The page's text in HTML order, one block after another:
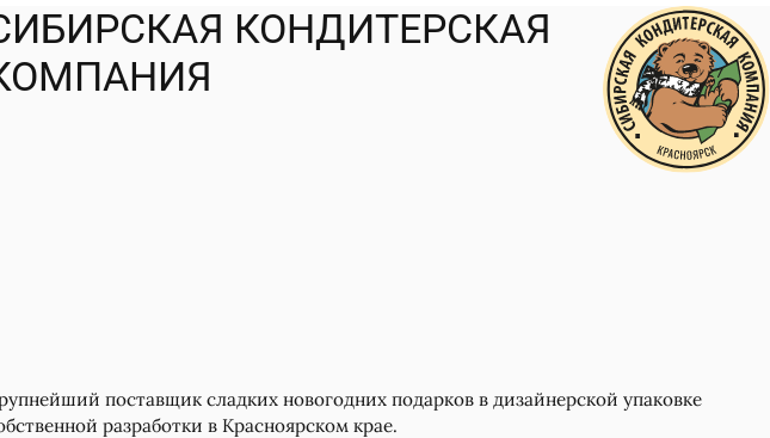
КОНДИТЕРСКАЯ
поставщик сладких новогодних подарков в дизайнерской упаковке
разработки в Красноярском крае.